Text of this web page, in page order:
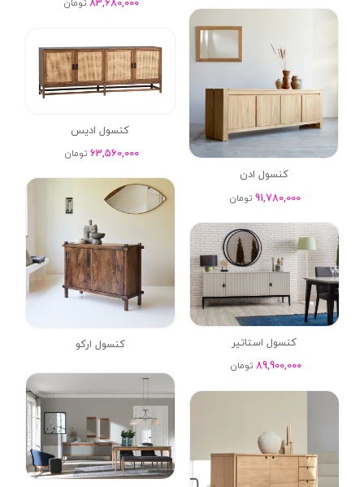
83,680,000 تومان
کنسول ادن
91,780,000 تومان
کنسول ادیس
63,560,000 تومان
کنسول ارکو
کنسول استاتیر
89,900,000 تومان